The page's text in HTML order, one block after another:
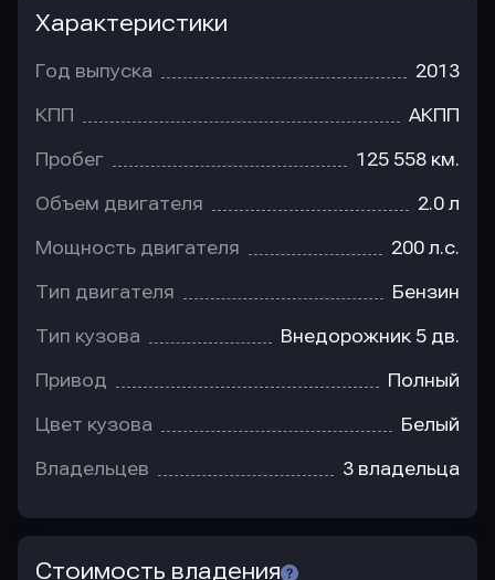
Характеристики
Год выпуска 2013
КПП АКПП
Пробег 125 558 км.
Объем двигателя 2.0 л
Мощность двигателя 200 л.с.
Тип двигателя Бензин
Тип кузова Внедорожник 5 дв.
Привод Полный
Цвет кузова Белый
Владельцев 3 владельца
Стоимость владения